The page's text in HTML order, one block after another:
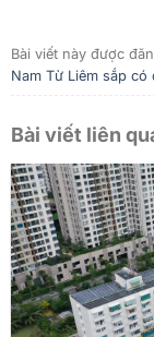
Bài viết này được
Nam Từ Liêm sắp
Bài viết liên